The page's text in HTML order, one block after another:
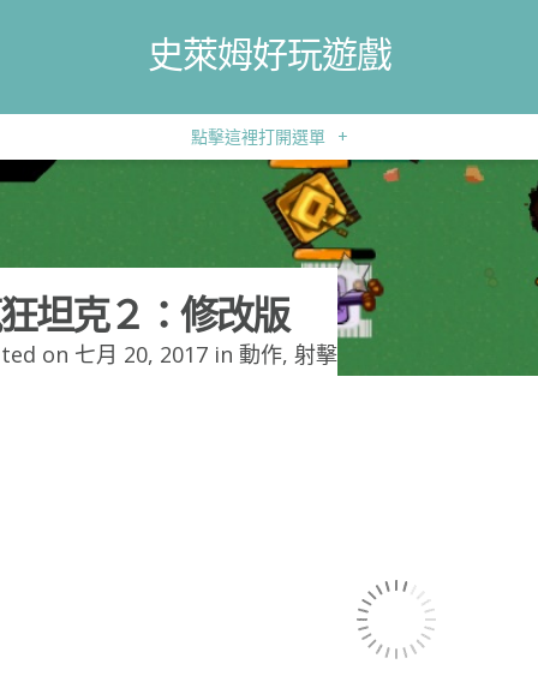
史萊姆好玩遊戲
點擊這裡打開選單 +
坦克２：修改版
on 七月 20, 2017 in 動作, 射擊